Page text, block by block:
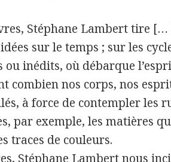
Stéphane Lambert tire […
sur le temps ; sur les
inédits, où débarque
combien nos corps, nos
à force de contempler les
par exemple, les matières
traces de couleurs.
Stéphane Lambert nous